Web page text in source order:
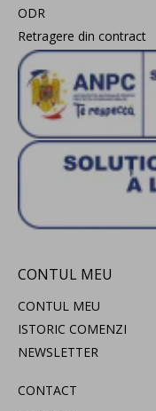
ODR
Retragere din contract
CONTUL MEU
CONTUL MEU
ISTORIC COMENZI
NEWSLETTER
CONTACT